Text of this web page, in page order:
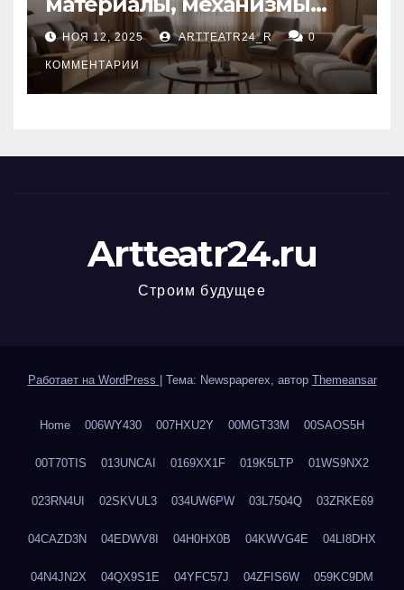
управления и уход
НОЯ 12, 2025 ARTTEATR24_R 0
КОММЕНТАРИИ
Artteatr24.ru
Строим будущее
Работает на WordPress Тема: Newspaperex, автор Themeansar
Home 006WY430 007HXU2Y 00MGT33M 00SAOS5H
00T70TIS 013UNCAI 0169XX1F 019K5LTP 01WS9NX2
023RN4UI 02SKVUL3 034UW6PW 03L7504Q 03ZRKE69
04CAZD3N 04EDWV8I 04H0HX0B 04KWVG4E 04LI8DHX
04N4JN2X 04QX9S1E 04YFC57J 04ZFIS6W 059KC9DM